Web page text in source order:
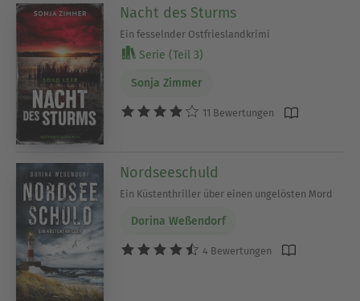
Nacht des Sturms
Ein fesselnder Ostfrieslandkrimi
Serie (Teil 3)
Sonja Zimmer
11 Bewertungen
Nordseeschuld
Ein Küstenthriller über einen ungelösten Mord
Dorina Weßendorf
4 Bewertungen